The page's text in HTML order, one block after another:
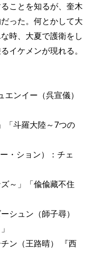
ことを知るが、奎木
った。何とかして大
時、大夏で護衛をし
イケメンが現れる。
エンイー（呉宣儀）
「斗羅大陸～7つの
・ション）：チェ
～」「偸偸藏不住
シュン（師子尋）
ン（王路晴） 『西